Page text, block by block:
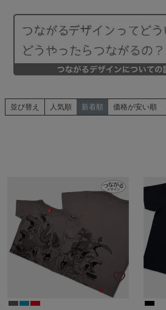
並び替え 人気順 新着順 価格が安い順